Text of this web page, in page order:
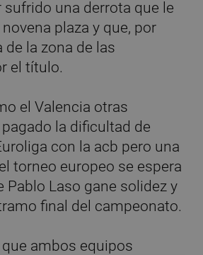
sufrido una derrota que le
plaza y que, por
la zona de las
el título.
el Valencia otras
la dificultad de
con la acb pero una
torneo europeo se espera
Pablo Laso gane solidez y
final del campeonato.
ambos equipos